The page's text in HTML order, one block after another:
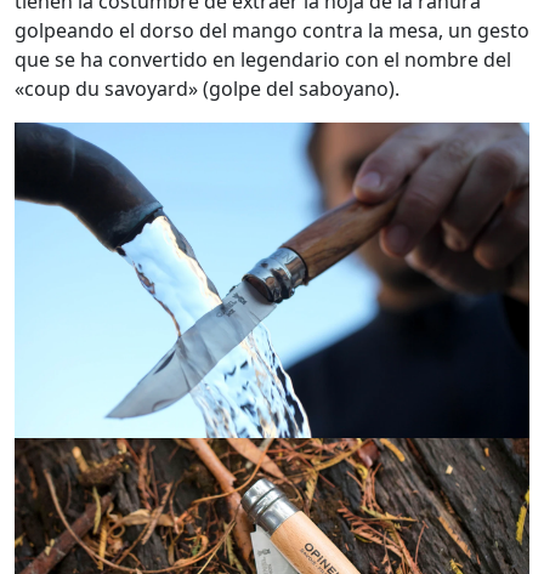
golpeando el dorso del mango contra la mesa, un gesto
que se ha convertido en legendario con el nombre del
«coup du savoyard» (golpe del saboyano).